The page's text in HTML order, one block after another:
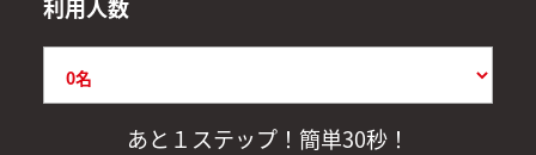
利用人数
あと１ステップ！簡単30秒！